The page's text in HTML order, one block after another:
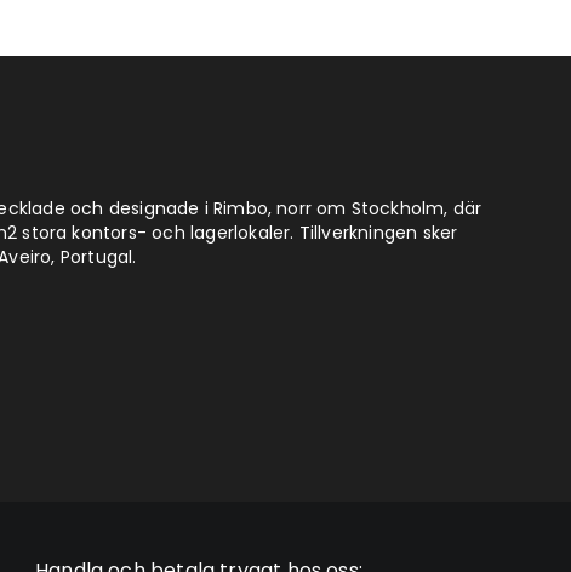
och designade i Rimbo, norr om Stockholm, där
stora kontors- och lagerlokaler. Tillverkningen sker
Portugal.